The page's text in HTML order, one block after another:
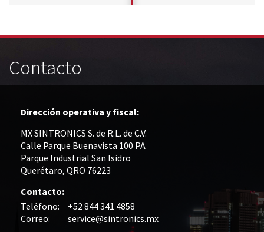
Contacto
Dirección operativa y fiscal:
MX SINTRONICS S. de R.L. de C.V.
Calle Parque Buenavista 100 PA
Parque Industrial San Isidro
Querétaro, QRO 76223
Contacto:
Teléfono:
+52 844 341 4858
Correo:
service@sintronics.mx